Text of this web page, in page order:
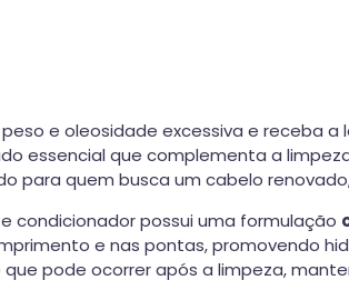
e oleosidade excessiva e receba a
essencial que complementa a
para quem busca um cabelo
condicionador possui uma formulação
e nas pontas, promovendo
pode ocorrer após a limpeza,